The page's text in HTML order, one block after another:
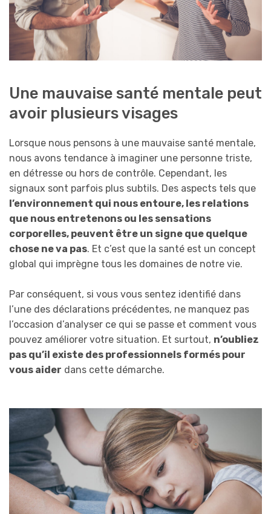
Une mauvaise santé mentale peut
avoir plusieurs visages
Lorsque nous pensons à une mauvaise santé mentale,
nous avons tendance à imaginer une personne triste,
en détresse ou hors de contrôle. Cependant, les
signaux sont parfois plus subtils. Des aspects tels que
l’environnement qui nous entoure, les relations
que nous entretenons ou les sensations
corporelles, peuvent être un signe que quelque
chose ne va pas. Et c’est que la santé est un concept
global qui imprègne tous les domaines de notre vie.
Par conséquent, si vous vous sentez identifié dans
l’une des déclarations précédentes, ne manquez pas
l’occasion d’analyser ce qui se passe et comment vous
pouvez améliorer votre situation. Et surtout, n’oubliez
pas qu’il existe des professionnels formés pour
vous aider dans cette démarche.